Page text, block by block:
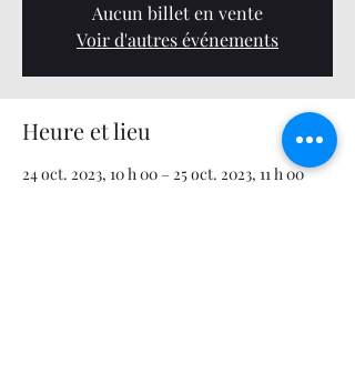
Aucun billet en vente
Voir d'autres événements
Heure et lieu
24 oct. 2023, 10 h 00 – 25 oct. 2023, 11 h 00